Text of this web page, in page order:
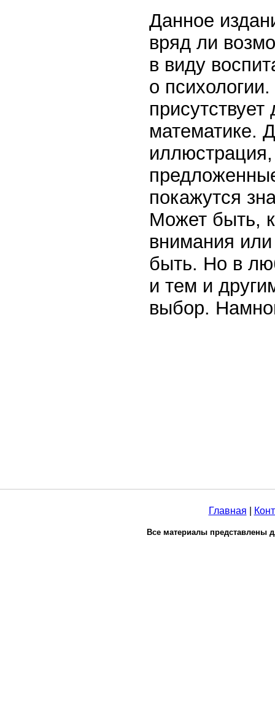
Данное
вряд ли
в виду
о
математике.
покажутся
Может быть,
внимания
быть. Но в
и тем и
выбор.
Главная
Все материалы представлены